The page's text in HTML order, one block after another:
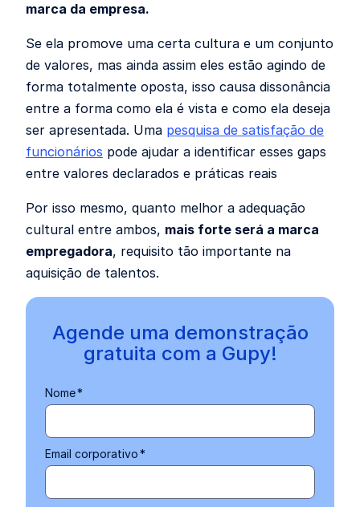
marca da empresa.
Se ela promove uma certa cultura e um conjunto
de valores, mas ainda assim eles estão agindo de
forma totalmente oposta, isso causa dissonância
entre a forma como ela é vista e como ela deseja
ser apresentada. Uma pesquisa de satisfação de
funcionários pode ajudar a identificar esses gaps
entre valores declarados e práticas reais
Por isso mesmo, quanto melhor a adequação
cultural entre ambos, mais forte será a marca
empregadora, requisito tão importante na
aquisição de talentos.
Agende uma demonstração
gratuita com a Gupy!
Nome*
Email corporativo*